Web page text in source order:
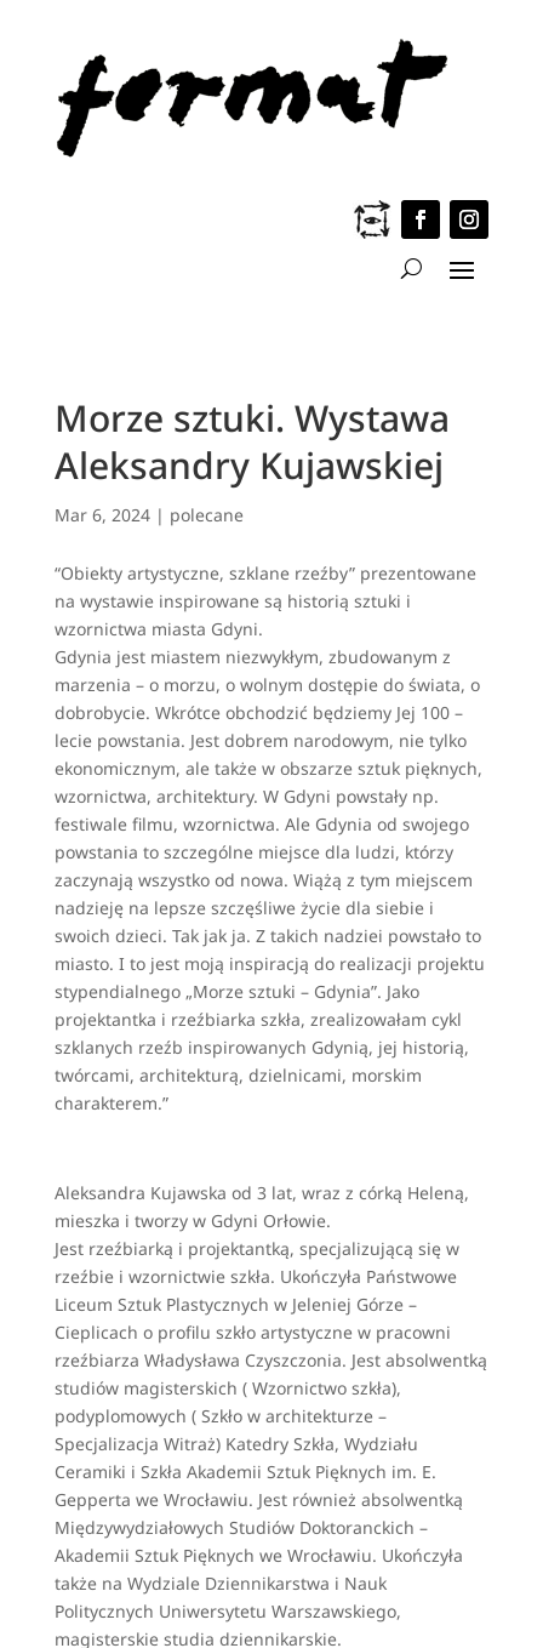
Morze sztuki. Wystawa
Aleksandry Kujawskiej
Mar 6, 2024| polecane
“Obiekty artystyczne, szklane rzeźby” prezentowane
na wystawie inspirowane są historią sztuki i
wzornictwa miasta Gdyni.
Gdynia jest miastem niezwykłym, zbudowanym z
marzenia – o morzu, o wolnym dostępie do świata, o
dobrobycie. Wkrótce obchodzić będziemy Jej 100 –
lecie powstania. Jest dobrem narodowym, nie tylko
ekonomicznym, ale także w obszarze sztuk pięknych,
wzornictwa, architektury. W Gdyni powstały np.
festiwale filmu, wzornictwa. Ale Gdynia od swojego
powstania to szczególne miejsce dla ludzi, którzy
zaczynają wszystko od nowa. Wiążą z tym miejscem
nadzieję na lepsze szczęśliwe życie dla siebie i
swoich dzieci. Tak jak ja. Z takich nadziei powstało to
miasto. I to jest moją inspiracją do realizacji projektu
stypendialnego „Morze sztuki – Gdynia”. Jako
projektantka i rzeźbiarka szkła, zrealizowałam cykl
szklanych rzeźb inspirowanych Gdynią, jej historią,
twórcami, architekturą, dzielnicami, morskim
charakterem.”
Aleksandra Kujawska od 3 lat, wraz z córką Heleną,
mieszka i tworzy w Gdyni Orłowie.
Jest rzeźbiarką i projektantką, specjalizującą się w
rzeźbie i wzornictwie szkła. Ukończyła Państwowe
Liceum Sztuk Plastycznych w Jeleniej Górze –
Cieplicach o profilu szkło artystyczne w pracowni
rzeźbiarza Władysława Czyszczonia. Jest absolwentką
studiów magisterskich ( Wzornictwo szkła),
podyplomowych ( Szkło w architekturze –
Specjalizacja Witraż) Katedry Szkła, Wydziału
Ceramiki i Szkła Akademii Sztuk Pięknych im. E.
Gepperta we Wrocławiu. Jest również absolwentką
Międzywydziałowych Studiów Doktoranckich –
Akademii Sztuk Pięknych we Wrocławiu. Ukończyła
także na Wydziale Dziennikarstwa i Nauk
Politycznych Uniwersytetu Warszawskiego,
magisterskie studia dziennikarskie.